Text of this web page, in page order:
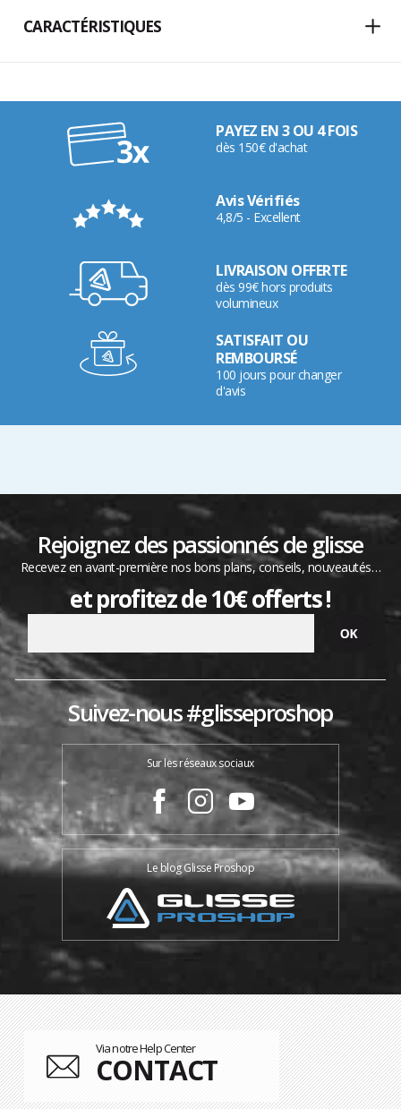
CARACTÉRISTIQUES
PAYEZ EN 3 OU 4 FOIS
dès 150€ d'achat
Avis Vérifiés
4,8/5 - Excellent
LIVRAISON OFFERTE
dès 99€ hors produits
volumineux
SATISFAIT OU
REMBOURSÉ
100 jours pour changer
d'avis
Rejoignez des passionnés de glisse
Recevez en avant-première nos bons plans, conseils, nouveautés…
et profitez de 10€ offerts !
Suivez-nous #glisseproshop
Sur les réseaux sociaux
Le blog Glisse Proshop
Via notre Help Center
CONTACT